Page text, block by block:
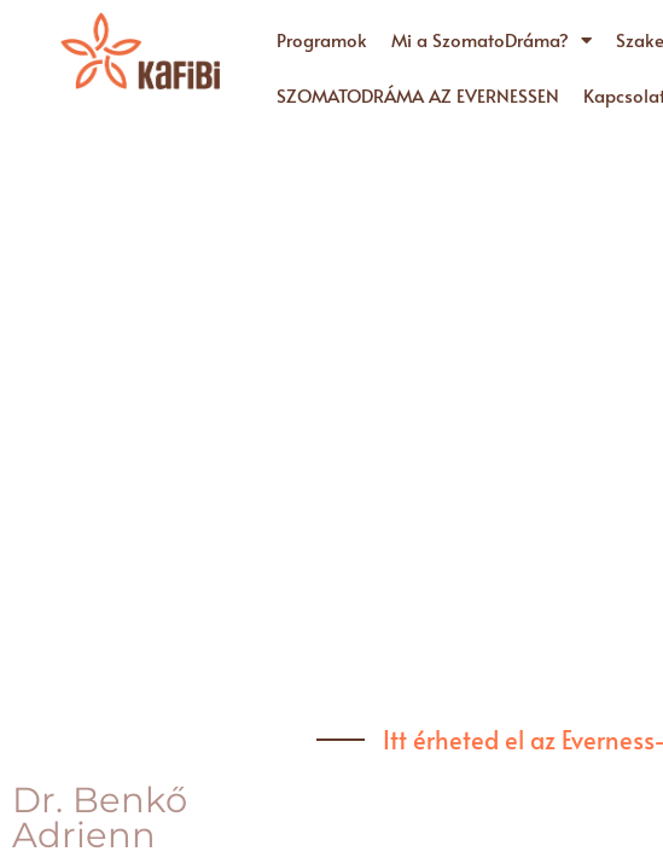
Programok Mi a SzomatoDráma?
SZOMATODRÁMA AZ EVERNESSEN
Itt érheted el az
Dr. Benkő
Adrienn